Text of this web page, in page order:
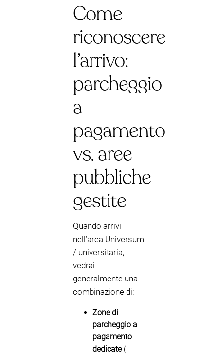
Come
riconoscere
l’arrivo:
parcheggio
a
pagamento
vs. aree
pubbliche
gestite
Quando arrivi
nell’area Universum
/ universitaria,
vedrai
generalmente una
combinazione di:
Zone di
parcheggio a
pagamento
dedicate(i